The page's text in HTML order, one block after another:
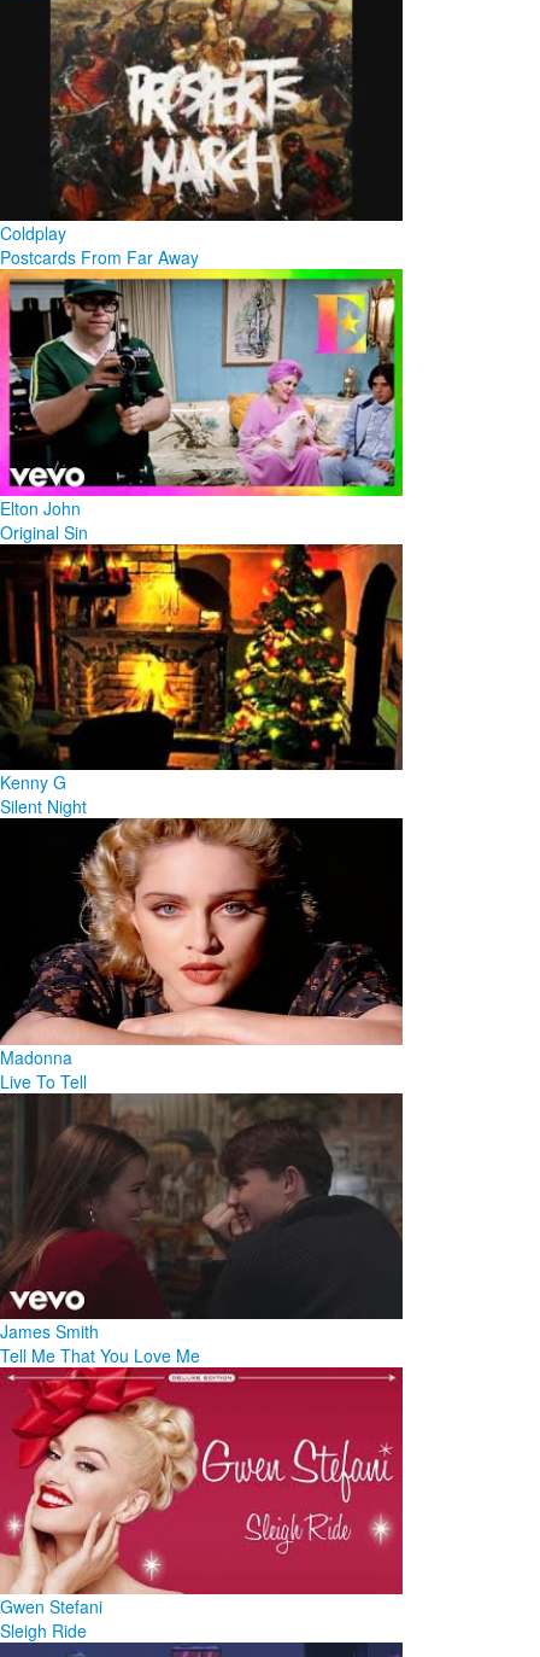
Coldplay
Postcards From Far Away
Elton John
Original Sin
Kenny G
Silent Night
Madonna
Live To Tell
James Smith
Tell Me That You Love Me
Gwen Stefani
Sleigh Ride